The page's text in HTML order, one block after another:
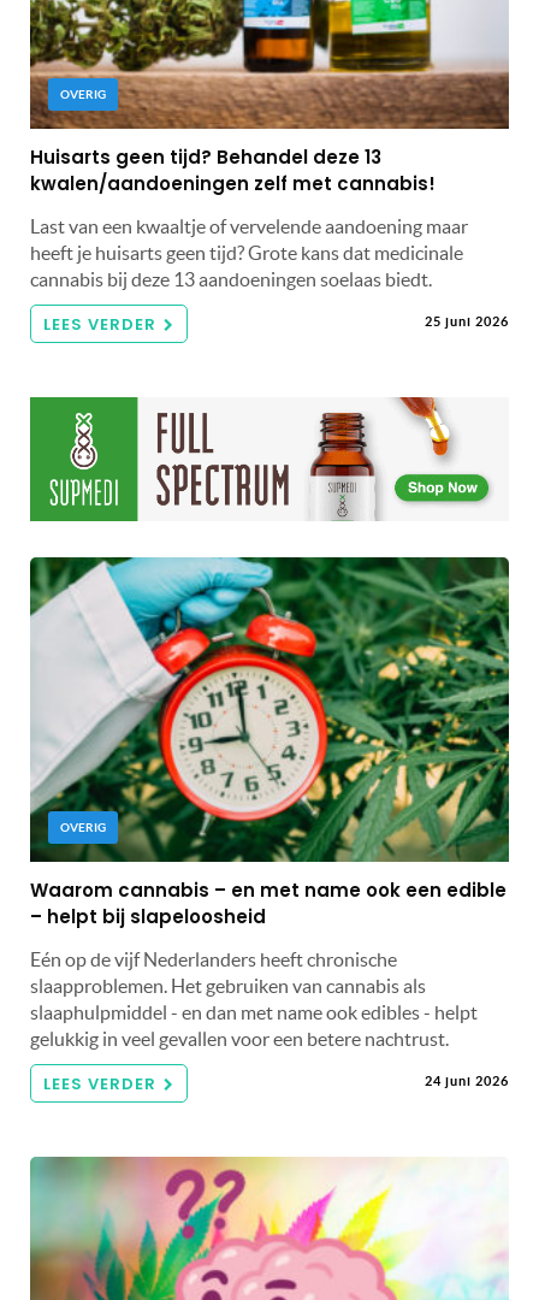
OVERIG
Huisarts geen tijd? Behandel deze 13
kwalen/aandoeningen zelf met cannabis!
Last van een kwaaltje of vervelende aandoening maar
heeft je huisarts geen tijd? Grote kans dat medicinale
cannabis bij deze 13 aandoeningen soelaas biedt.
LEES VERDER 25 juni 2026
OVERIG
Waarom cannabis – en met name ook een edible
– helpt bij slapeloosheid
Eén op de vijf Nederlanders heeft chronische
slaapproblemen. Het gebruiken van cannabis als
slaaphulpmiddel - en dan met name ook edibles - helpt
gelukkig in veel gevallen voor een betere nachtrust.
LEES VERDER 24 juni 2026